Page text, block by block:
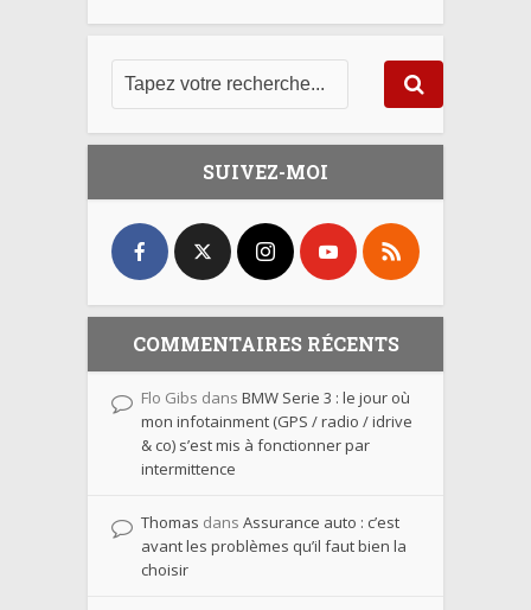
SUIVEZ-MOI
COMMENTAIRES RÉCENTS
Flo Gibs dans BMW Serie 3 : le jour où
mon infotainment (GPS / radio / idrive
& co) s’est mis à fonctionner par
intermittence
Thomas dans Assurance auto : c’est
avant les problèmes qu’il faut bien la
choisir